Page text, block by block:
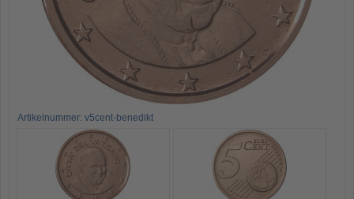
Artikelnummer: v5cent-benedikt